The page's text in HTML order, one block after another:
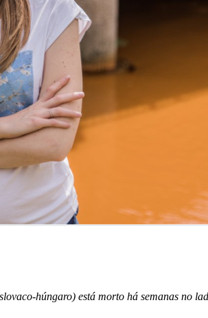
húngaro) está morto há semanas no